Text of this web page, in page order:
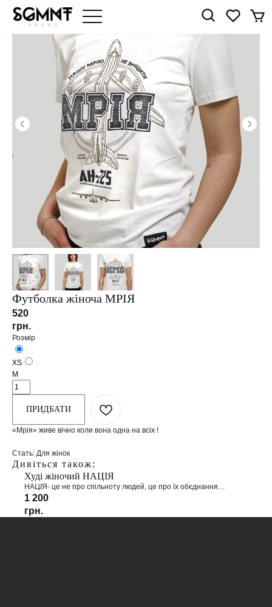
Футболка жіноча МРІЯ
520
грн.
Розмір
XS
M
ПРИДБАТИ
«Мрія» живе вічно коли вона одна на всіх !
Стать: Для жінок
Дивіться також:
Худі жіночий НАЦІЯ
НАЦІЯ- це не про спільноту людей, це про їх обєднання
спільними ідеями, поглядами, позицією, бажаннями...
1 200
грн.